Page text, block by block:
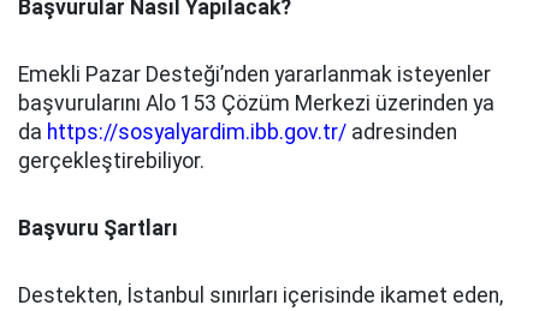
Başvurular Nasıl Yapılacak?
Emekli Pazar Desteği’nden yararlanmak isteyenler
başvurularını Alo 153 Çözüm Merkezi üzerinden ya
da https://sosyalyardim.ibb.gov.tr/ adresinden
gerçekleştirebiliyor.
Başvuru Şartları
Destekten, İstanbul sınırları içerisinde ikamet eden,